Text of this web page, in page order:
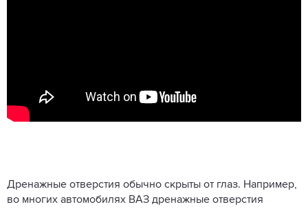
Дренажные отверстия обычно скрыты от глаз. Например,
во многих автомобилях ВАЗ дренажные отверстия